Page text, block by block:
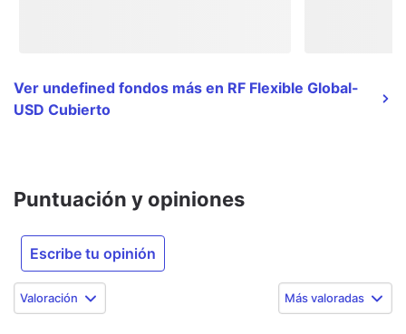
Ver undefined fondos más en RF Flexible Global-
USD Cubierto
Puntuación y opiniones
Escribe tu opinión
Valoración Más valoradas